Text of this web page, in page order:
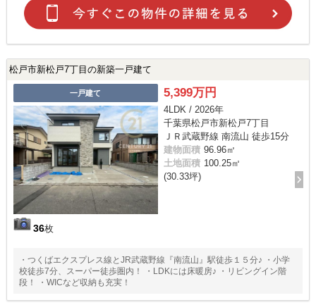
松戸市新松戸7丁目の新築一戸建て
一戸建て
36枚
5,399万円
4LDK / 2026年
千葉県松戸市新松戸7丁目
ＪＲ武蔵野線 南流山 徒歩15分
建物面積 96.96㎡
土地面積 100.25㎡
(30.33坪)
・つくばエクスプレス線とJR武蔵野線『南流山』駅徒歩１５分♪ ・小学
校徒歩7分、スーパー徒歩圏内！ ・LDKには床暖房♪ ・リビングイン階
段！ ・WICなど収納も充実！